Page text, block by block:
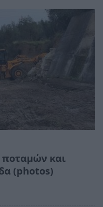
ποταμών και
(photos)